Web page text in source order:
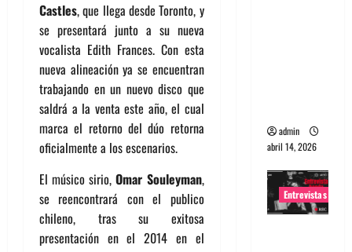
Castles, que llega desde Toronto, y
se presentará junto a su nueva
vocalista Edith Frances. Con esta
nueva alineación ya se encuentran
trabajando en un nuevo disco que
saldrá a la venta este año, el cual
marca el retorno del dúo retorna
oficialmente a los escenarios.
El músico sirio,Omar Souleyman,
se reencontrará con el publico
chileno, tras su exitosa
presentación en el 2014 en el
admin
abril 14, 2026
Entrevistas